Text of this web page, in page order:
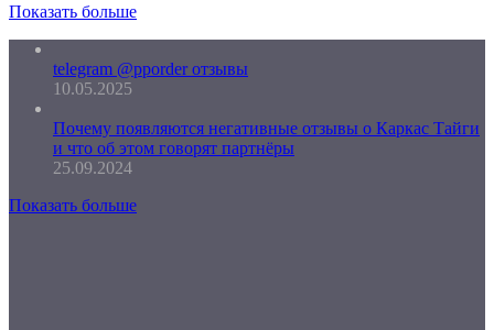
Показать больше
telegram @pporder отзывы
10.05.2025
Почему появляются негативные отзывы о Каркас Тайги
и что об этом говорят партнёры
25.09.2024
Показать больше